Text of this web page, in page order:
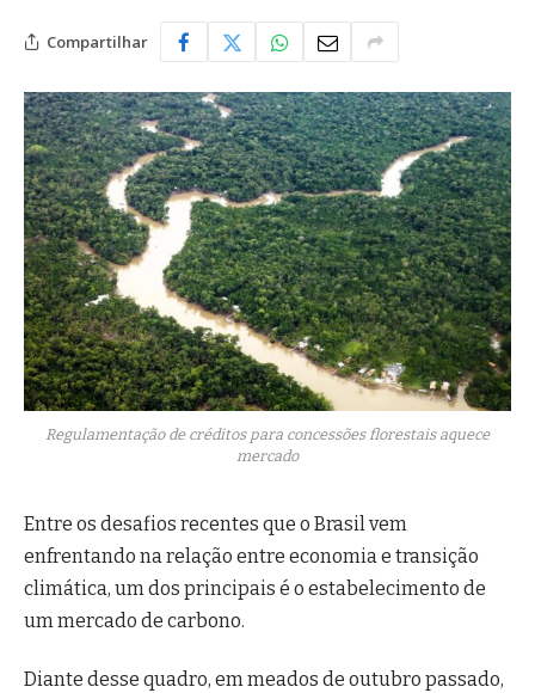
Compartilhar
Regulamentação de créditos para concessões florestais aquece
mercado
Entre os desafios recentes que o Brasil vem
enfrentando na relação entre economia e transição
climática, um dos principais é o estabelecimento de
um mercado de carbono.
Diante desse quadro, em meados de outubro passado,